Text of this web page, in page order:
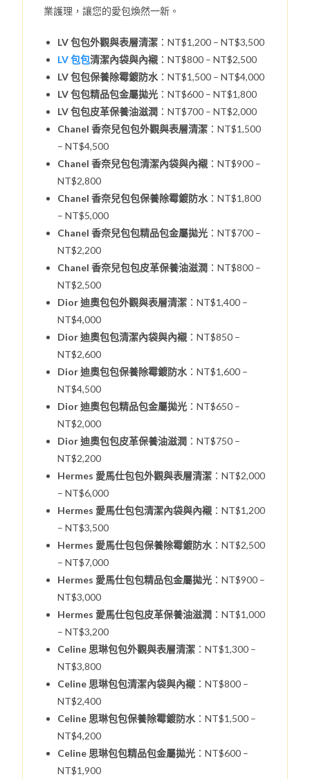
業護理，讓您的愛包煥然一新。
LV 包包外觀與表層清潔 ：NT$1,200 – NT$3,500
LV 包包清潔內袋與內襯 ：NT$800 – NT$2,500
LV 包包保養除霉鍍防水 ：NT$1,500 – NT$4,000
LV 包包精品包金屬拋光 ：NT$600 – NT$1,800
LV 包包皮革保養油滋潤 ：NT$700 – NT$2,000
Chanel 香奈兒包包外觀與表層清潔 ：NT$1,500
– NT$4,500
Chanel 香奈兒包包清潔內袋與內襯 ：NT$900 –
NT$2,800
Chanel 香奈兒包包保養除霉鍍防水 ：NT$1,800
– NT$5,000
Chanel 香奈兒包包精品包金屬拋光 ：NT$700 –
NT$2,200
Chanel 香奈兒包包皮革保養油滋潤 ：NT$800 –
NT$2,500
Dior 迪奧包包外觀與表層清潔 ：NT$1,400 –
NT$4,000
Dior 迪奧包包清潔內袋與內襯 ：NT$850 –
NT$2,600
Dior 迪奧包包保養除霉鍍防水 ：NT$1,600 –
NT$4,500
Dior 迪奧包包精品包金屬拋光 ：NT$650 –
NT$2,000
Dior 迪奧包包皮革保養油滋潤 ：NT$750 –
NT$2,200
Hermes 愛馬仕包包外觀與表層清潔 ：NT$2,000
– NT$6,000
Hermes 愛馬仕包包清潔內袋與內襯 ：NT$1,200
– NT$3,500
Hermes 愛馬仕包包保養除霉鍍防水 ：NT$2,500
– NT$7,000
Hermes 愛馬仕包包精品包金屬拋光 ：NT$900 –
NT$3,000
Hermes 愛馬仕包包皮革保養油滋潤 ：NT$1,000
– NT$3,200
Celine 思琳包包外觀與表層清潔 ：NT$1,300 –
NT$3,800
Celine 思琳包包清潔內袋與內襯 ：NT$800 –
NT$2,400
Celine 思琳包包保養除霉鍍防水 ：NT$1,500 –
NT$4,200
Celine 思琳包包精品包金屬拋光 ：NT$600 –
NT$1,900